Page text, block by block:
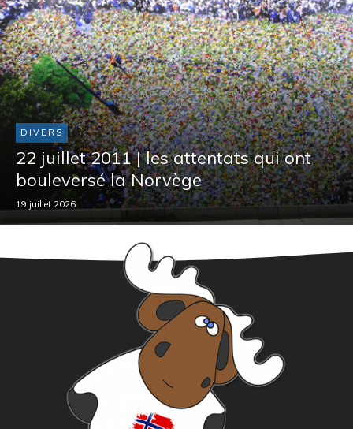
DIVERS
22 juillet 2011 | les attentats qui ont
bouleversé la Norvège
19 juillet 2026